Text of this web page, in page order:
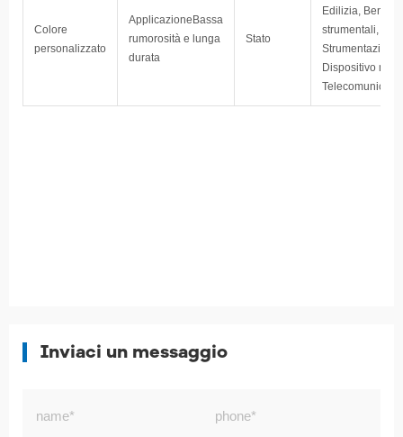
Colore
personalizzato
ApplicazioneBassa
rumorosità e lunga
durata
Stato
Edilizia, Beni
strumentali,
Strumentazione,
Dispositivo
Inviaci un messaggio